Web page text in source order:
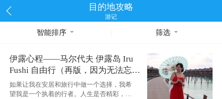
目的地攻略
游记
智能排序 筛选
伊露心程——马尔代夫 伊露岛 Iru
Fushi 自由行（再版，因为无法忘却
的留恋）
如果让我在安居和旅行中做一个选择，我希
望我是一个执着的行者。人生是否精彩，都